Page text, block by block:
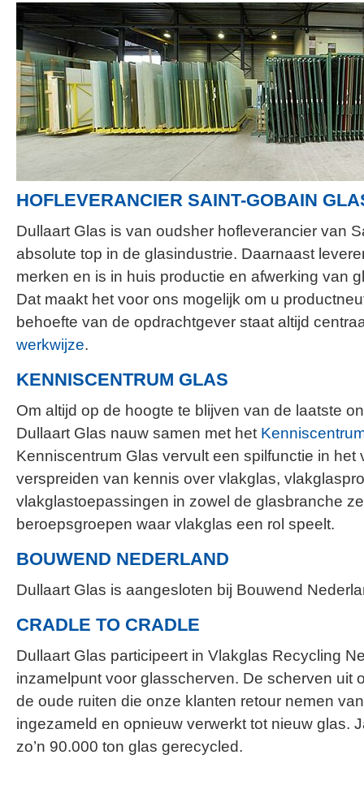
HOFLEVERANCIER SAINT-GOBAIN
Dullaart Glas is van oudsher hofleverancier van
absolute top in de glasindustrie. Daarnaast
merken en is in huis productie en afwerking van
Dat maakt het voor ons mogelijk om u
behoefte van de opdrachtgever staat altijd
werkwijze.
KENNISCENTRUM GLAS
Om altijd op de hoogte te blijven van de laatste
Dullaart Glas nauw samen met het
Kenniscentrum Glas vervult een spilfunctie in het
verspreiden van kennis over vlakglas,
vlakglastoepassingen in zowel de glasbranche
beroepsgroepen waar vlakglas een rol speelt.
BOUWEND NEDERLAND
Dullaart Glas is aangesloten bij Bouwend
CRADLE TO CRADLE
Dullaart Glas participeert in Vlakglas Recycling
inzamelpunt voor glasscherven. De scherven uit
de oude ruiten die onze klanten retour nemen
ingezameld en opnieuw verwerkt tot nieuw glas.
zo’n 90.000 ton glas gerecycled.